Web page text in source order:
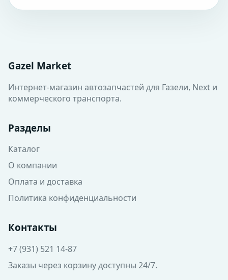
Gazel Market
Интернет-магазин автозапчастей для Газели, Next и
коммерческого транспорта.
Разделы
Каталог
О компании
Оплата и доставка
Политика конфиденциальности
Контакты
+7 (931) 521 14-87
Заказы через корзину доступны 24/7.